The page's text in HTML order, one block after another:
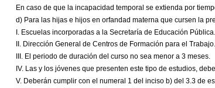
En caso de que la incapacidad temporal se extienda por
d) Para las hijas e hijos en orfandad materna que cursen la
I. Escuelas incorporadas a la Secretaría de Educación Pública.
II. Dirección General de Centros de Formación para el Trabajo.
III. El periodo de duración del curso no sea menor a 3 meses.
IV. Las y los jóvenes que presenten este tipo de estudios,
V. Deberán cumplir con el numeral 1 del inciso b) del 3.3 de